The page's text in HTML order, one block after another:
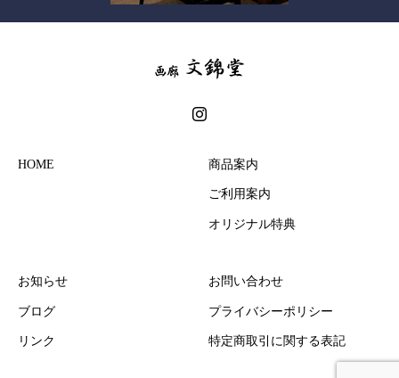
HOME 商品案内
ご利用案内
オリジナル特典
お知らせ
ブログ
リンク
お問い合わせ
プライバシーポリシー
特定商取引に関する表記